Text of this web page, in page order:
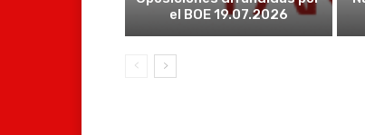
el BOE 19.07.2026